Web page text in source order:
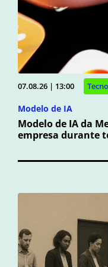
07.08.26 | 13:00
Modelo de IA
Modelo de IA da
empresa durante